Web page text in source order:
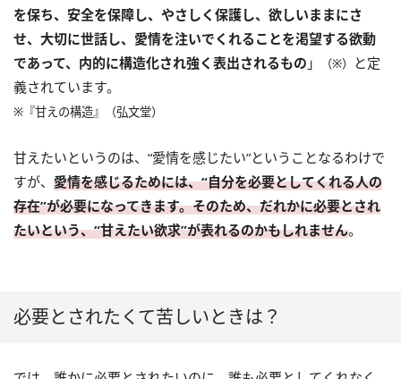
を保ち、安全を保障し、やさしく保護し、欲しいままにさ
せ、大切に世話し、愛情を注いでくれることを渇望する欲動
であって、内的に構造化され強く表出されるもの 」 （※）
と定
義されています。
※『甘えの構造』（弘文堂）
甘えたいというのは、“愛情を感じたい”ということなるわけで
すが、 愛情を感じるためには、“自分を必要としてくれる人の
存在”が必要になってきます。そのため、だれかに必要とされ
たいという、“甘えたい欲求”が表れるのかもしれません。
必要とされたくて苦しいときは？